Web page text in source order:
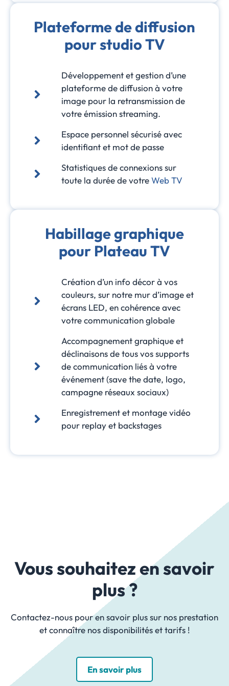
Plateforme de diffusion
pour studio TV
Développement et gestion d’une
plateforme de diffusion à votre
image pour la retransmission de
votre émission streaming.
Espace personnel sécurisé avec
identifiant et mot de passe
Statistiques de connexions sur
toute la durée de votreWeb TV
Habillage graphique
pour Plateau TV
Création d’un info décor à vos
couleurs, sur notre mur d’image et
écrans LED, en cohérence avec
votre communication globale
Accompagnement graphique et
déclinaisons de tous vos supports
de communication liés à votre
événement (save the date, logo,
campagne réseaux sociaux)
Enregistrement et montage vidéo
pour replay et backstages
Vous souhaitez en savoir
plus ?
Contactez-nous pour en savoir plus sur nos prestation
et connaître nos disponibilités et tarifs !
En savoir plus